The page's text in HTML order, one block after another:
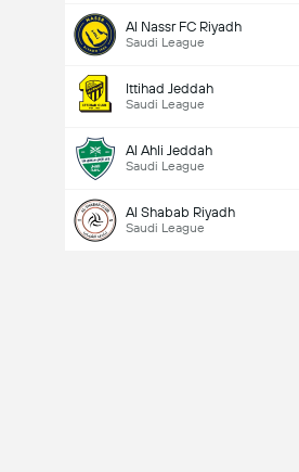
Al Nassr FC Riyadh
Saudi League
Ittihad Jeddah
Saudi League
Al Ahli Jeddah
Saudi League
Al Shabab Riyadh
Saudi League